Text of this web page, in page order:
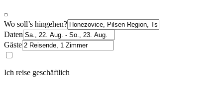
Wo soll’s hingehen?
Daten
Gäste
Ich reise geschäftlich